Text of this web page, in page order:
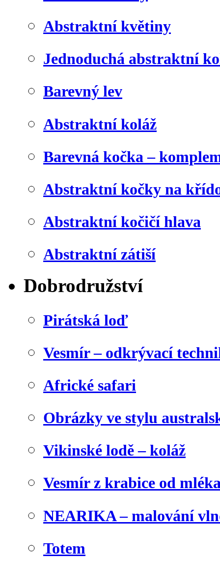
Abstraktní květiny
Jednoduchá abstraktní
Barevný lev
Abstraktní koláž
Barevná kočka –
Abstraktní kočky na
Abstraktní kočičí hlava
Abstraktní zátiší
Dobrodružství
Pirátská loď
Vesmír – odkrývací
Africké safari
Obrázky ve stylu
Vikinské lodě – koláž
Vesmír z krabice od
NEARIKA – malování
Totem